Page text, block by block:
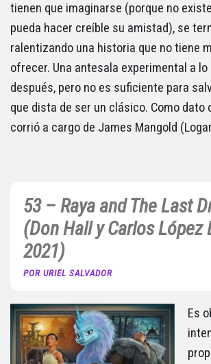
tienen que imaginarse (porque no
pueda hacer creíble su amistad), se
ralentizando una historia que no tiene
ofrecer. Una antesala experimental a lo
después, pero no es suficiente para
que dista de ser un clásico. Como dato
corrió a cargo de James Mangold
53 – Raya and The Last
(Don Hall y Carlos López
2021)
POR URIEL SALVADOR
Es